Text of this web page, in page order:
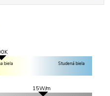
biela Studená biela
15W/m